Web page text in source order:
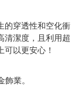
的穿透性和空化衝
清潔度，且利用超
以更安心！
業。